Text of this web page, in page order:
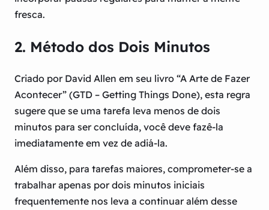
fresca.
2. Método dos Dois Minutos
Criado por David Allen em seu livro “A Arte de Fazer
Acontecer” (GTD – Getting Things Done), esta regra
sugere que se uma tarefa leva menos de dois
minutos para ser concluída, você deve fazê-la
imediatamente em vez de adiá-la.
Além disso, para tarefas maiores, comprometer-se a
trabalhar apenas por dois minutos iniciais
frequentemente nos leva a continuar além desse